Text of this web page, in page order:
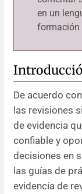
en un
formación
De acuerdo
las revisiones
de evidencia
confiable y
decisiones en
las guías de
evidencia de